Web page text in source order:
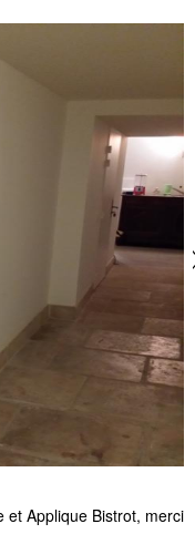
et Applique Bistrot, merci